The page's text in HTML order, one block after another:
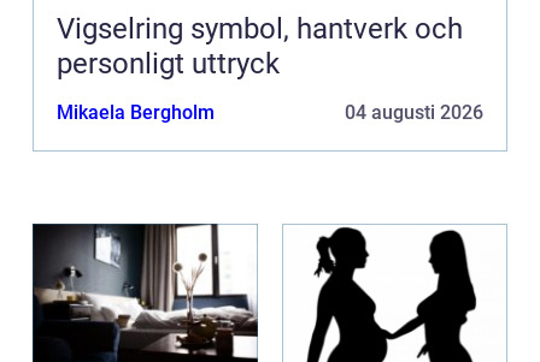
Vigselring symbol, hantverk och
personligt uttryck
Mikaela Bergholm 04 augusti 2026